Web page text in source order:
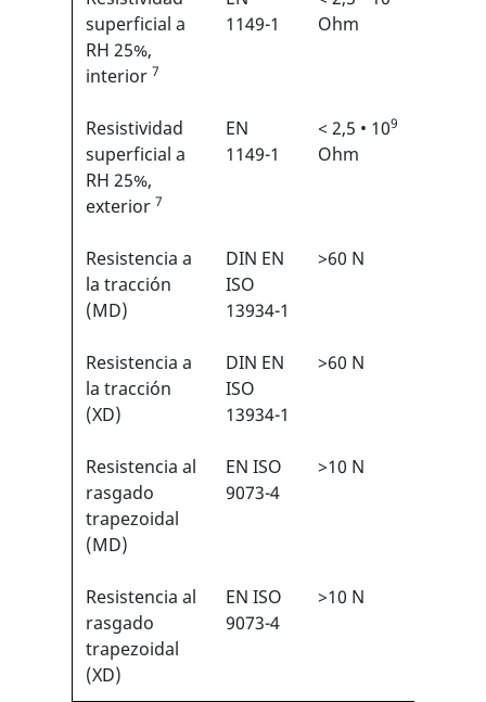
superficial a
RH 25%,
interior 7
1149-1
Ohm
Resistividad
superficial a
RH 25%,
exterior 7
EN
1149-1
< 2,5 • 109
Ohm
Resistencia a
la tracción
(MD)
DIN EN
ISO
13934-1
>60 N
Resistencia a
la tracción
(XD)
DIN EN
ISO
13934-1
>60 N
Resistencia al
rasgado
trapezoidal
(MD)
EN ISO
9073-4
>10 N
Resistencia al
rasgado
trapezoidal
(XD)
EN ISO
9073-4
>10 N